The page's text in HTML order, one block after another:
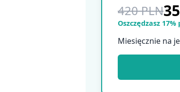
420 PLN
Oszczędzasz
Miesięcznie na